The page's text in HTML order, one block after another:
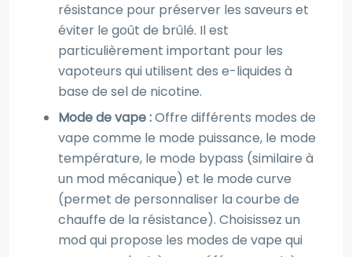
résistance pour préserver les saveurs et
éviter le goût de brûlé. Il est
particulièrement important pour les
vapoteurs qui utilisent des e-liquides à
base de sel de nicotine.
Mode de vape :Offre différents modes de
vape comme le mode puissance, le mode
température, le mode bypass (similaire à
un mod mécanique) et le mode curve
(permet de personnaliser la courbe de
chauffe de la résistance). Choisissez un
mod qui propose les modes de vape qui